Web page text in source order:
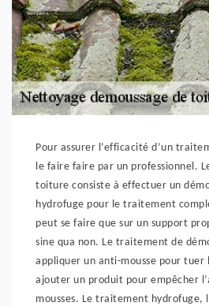
Pour assurer l’efficacité d’un
le faire faire par un professionnel.
toiture consiste à effectuer un
hydrofuge pour le traitement
peut se faire que sur un support
sine qua non. Le traitement de
appliquer un anti-mousse pour tuer
ajouter un produit pour empêcher
mousses. Le traitement hydrofuge,